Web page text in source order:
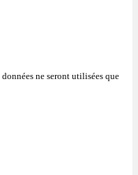
données ne seront utilisées que